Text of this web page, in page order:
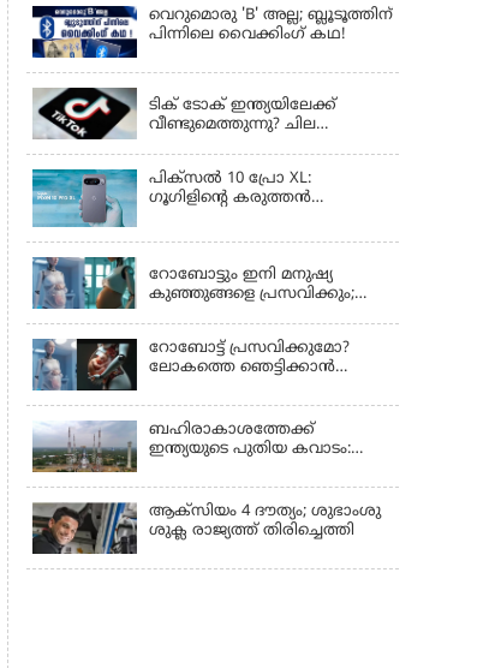
വെറുമൊരു 'B' അല്ല; ബ്ലൂടൂത്തിന്
പിന്നിലെ വൈക്കിംഗ് കഥ!
ടിക് ടോക് ഇന്ത്യയിലേക്ക്
വീണ്ടുമെത്തുന്നു? ചില
പിക്സൽ 10 പ്രോ XL:
ഗൂഗിളിന്റെ കരുത്തൻ
റോബോട്ടും ഇനി മനുഷ്യ
കുഞ്ഞുങ്ങളെ പ്രസവിക്കും;
പ്രഖ്യാപനവുമായി കൈവ
ടെക്നോളജി
റോബോട്ട് പ്രസവിക്കുമോ?
ലോകത്തെ ഞെട്ടിക്കാൻ
റോബോട്ട്'!
ബഹിരാകാശത്തേക്ക്
ഇന്ത്യയുടെ പുതിയ കവാടം:
ഒരുങ്ങുന്നതെന്ത്?
ആക്‌സിയം 4 ദൗത്യം; ശുഭാംശു
ശുക്ല രാജ്യത്ത് തിരിച്ചെത്തി